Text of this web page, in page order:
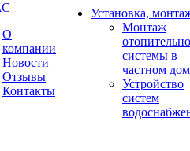
О
компании
Новости
Отзывы
Контакты
Установка,
Монтаж
системы в
частном
Устройство
систем